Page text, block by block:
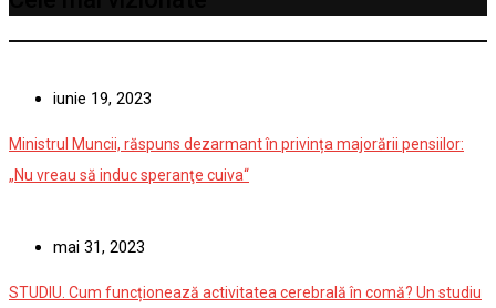
iunie 19, 2023
Ministrul Muncii, răspuns dezarmant în privința majorării pensiilor:
„Nu vreau să induc speranţe cuiva“
mai 31, 2023
STUDIU. Cum funcționează activitatea cerebrală în comă? Un studiu